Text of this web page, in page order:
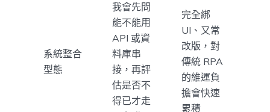
系統整合
型態
我會先問
能不能用
API 或資
料庫串
接，再評
估是否不
得已才走
完全綁
UI、又常
改版，對
傳統 RPA
的維運負
擔會快速
累積